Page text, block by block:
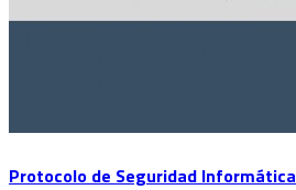
Protocolo de Seguridad Informática